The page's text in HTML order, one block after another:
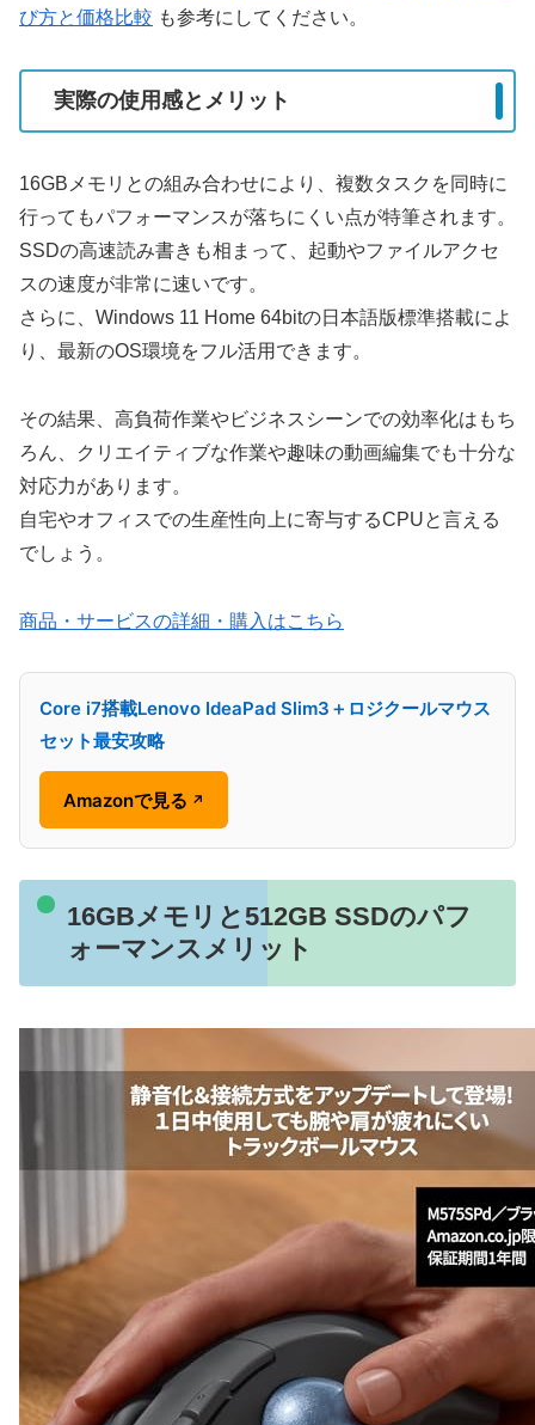
び方と価格比較 も参考にしてください。
実際の使用感とメリット
16GBメモリとの組み合わせにより、複数タスクを同時に
行ってもパフォーマンスが落ちにくい点が特筆されます。
SSDの高速読み書きも相まって、起動やファイルアクセ
スの速度が非常に速いです。
さらに、Windows 11 Home 64bitの日本語版標準搭載によ
り、最新のOS環境をフル活用できます。
その結果、高負荷作業やビジネスシーンでの効率化はもち
ろん、クリエイティブな作業や趣味の動画編集でも十分な
対応力があります。
自宅やオフィスでの生産性向上に寄与するCPUと言える
でしょう。
商品・サービスの詳細・購入はこちら
Core i7搭載Lenovo IdeaPad Slim3＋ロジクールマウス
セット最安攻略
Amazonで見る ↗
16GBメモリと512GB SSDのパフ
ォーマンスメリット